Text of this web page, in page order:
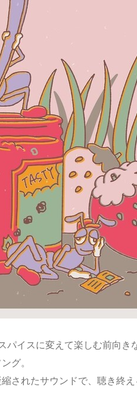
イスに変えて楽しむ前向き
グ。
されたサウンドで、聴き終